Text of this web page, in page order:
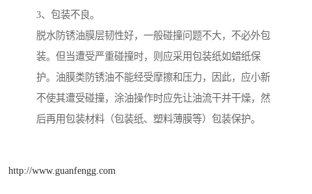
3、包装不良。
脱水防锈油膜层韧性好，一般碰撞问题不大，不必外包
装。但当遭受严重碰撞时，则应采用包装纸如蜡纸保
护。油膜类防锈油不能经受摩擦和压力，因此，应小新
不使其遭受碰撞，涂油操作时应先让油流干并干燥，然
后再用包装材料（包装纸、塑料薄膜等）包装保护。
http://www.guanfengg.com